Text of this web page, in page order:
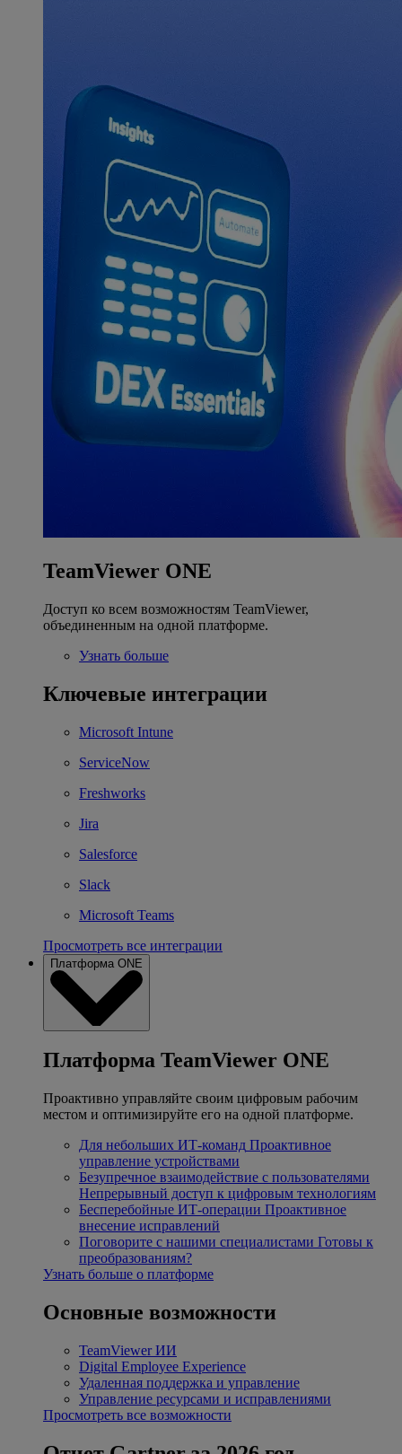
TeamViewer ONE
Доступ ко всем возможностям TeamViewer,
объединенным на одной платформе.
Узнать больше
Ключевые интеграции
Microsoft Intune
ServiceNow
Freshworks
Jira
Salesforce
Slack
Microsoft Teams
Просмотреть все интеграции
Платформа ONE
Платформа TeamViewer ONE
Проактивно управляйте своим цифровым рабочим
местом и оптимизируйте его на одной платформе.
Для небольших ИТ-команд Проактивное
управление устройствами
Безупречное взаимодействие с пользователями
Непрерывный доступ к цифровым технологиям
Бесперебойные ИТ-операции Проактивное
внесение исправлений
Поговорите с нашими специалистами Готовы к
преобразованиям?
Узнать больше о платформе
Основные возможности
TeamViewer ИИ
Digital Employee Experience
Удаленная поддержка и управление
Управление ресурсами и исправлениями
Просмотреть все возможности